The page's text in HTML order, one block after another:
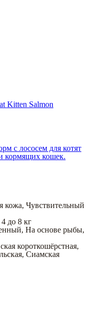
Kitten Salmon
с лососем для котят
кормящих кошек.
кожа, Чувствительный
до 8 кг
, На основе рыбы,
короткошёрстная,
, Сиамская